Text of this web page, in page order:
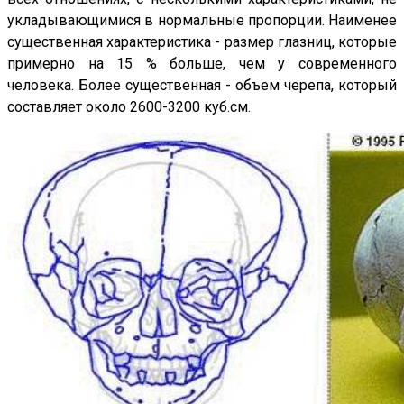
укладывающимися в нормальные пропорции. Наименее
существенная характеристика - размер глазниц, которые
примерно на 15 % больше, чем у современного
человека. Более существенная - объем черепа, который
составляет около 2600-3200 куб.см.